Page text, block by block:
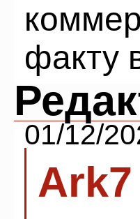
факту
01/12/
Ark7